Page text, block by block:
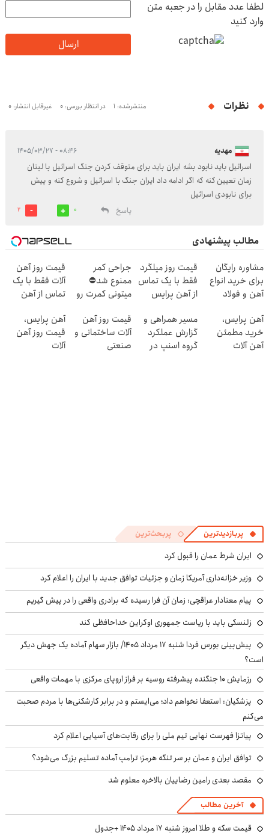
لطفا عدد مقابل را در جعبه متن
وارد کنید
ارسال
نظرات منتشرشده: 1 در انتظار بررسی: 0 غیرقابل انتشار: 0
مهدیه ۰۸:۴۶ - ۱۴۰۵/۰۳/۲۷
اسرائیل باید نابود بشه ایران باید برای متوقف کردن جنگ اسرائیل با لبنان
زمان تعیین کنه که اگر ادامه داد ایران جنگ با اسرائیل و شروع کنه و پیش
برای نابودی اسرائیل
پاسخ
0
2
مطالب پیشنهادی
مشاوره رایگان
برای خرید انواع
آهن و فولاد
قیمت روز میلگرد
فقط با یک تماس
از آهن پرایس
جراحی کمر
ممنوع شد⛔
میتونی کمرت رو
کنی! 👈🏻
پرسش‌نامه
قیمت روز آهن
آلات فقط با یک
تماس از آهن
آهن پرایس،
خرید مطمئن
آهن آلات
مسیر همراهی و
گزارش عملکرد
گروه اسنپ در
قیمت روز آهن
آلات ساختمانی و
صنعتی
آهن پرایس،
قیمت روز آهن
آلات
پربازدیدترین پربحث‌ترین
ایران شرط عمان را قبول کرد
وزیر خزانه‌داری آمریکا زمان و جزئیات توافق جدید با ایران را اعلام کرد
پیام معنادار عراقچی: زمان آن فرا رسیده که برادری واقعی را در پیش گیریم
زلنسکی باید با ریاست جمهوری اوکراین خداحافظی کند
پیش‌بینی بورس فردا شنبه ۱۷ مرداد ۱۴۰۵/ بازار سهام آماده یک جهش دیگر
است؟
رزمایش ۱۰ جنگنده پیشرفته روسیه بر فراز اروپای مرکزی با مهمات واقعی
پزشکیان: استعفا نخواهم داد؛ می‌ایستم و در برابر کارشکنی‌ها با مردم صحبت
می‌کنم
پیاتزا فهرست نهایی تیم ملی را برای رقابت‌های آسیایی اعلام کرد
توافق ایران و عمان بر سر تنگه هرمز؛ ترامپ آماده تسلیم بزرگ می‌شود؟
مقصد بعدی رامین رضاییان بالاخره معلوم شد
آخرین مطالب
قیمت سکه و طلا امروز شنبه ۱۷ مرداد ۱۴۰۵ +جدول